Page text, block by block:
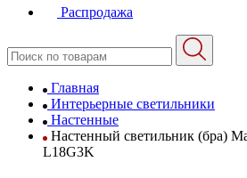
Распродажа
Главная
Интерьерные светильники
Настенные
Настенный светильник (бра)
L18G3K